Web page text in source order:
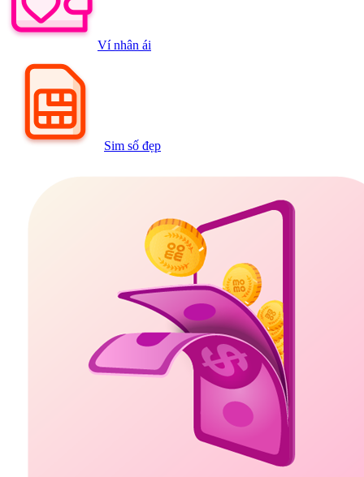
Ví nhân ái
Sim số đẹp